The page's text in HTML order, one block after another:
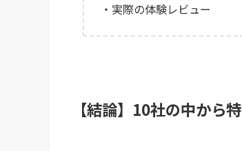
・実際の体験レビュー
【結論】10社の中から